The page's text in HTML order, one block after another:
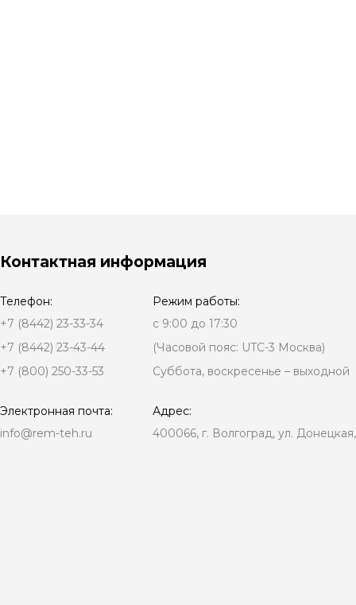
Контактная информация
Телефон:
+7 (8442) 23-33-34
+7 (8442) 23-43-44
+7 (800) 250-33-53
Режим работы:
с 9:00 до 17:30
(Часовой пояс: UTC-3 Москва)
Суббота, воскресенье – выходной
Электронная почта:
info@rem-teh.ru
Адрес:
400066, г. Волгоград, ул.